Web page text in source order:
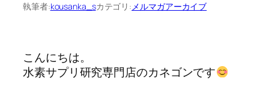
執筆者:kousanka_sカテゴリ:メルマガアーカイブ
こんにちは。
水素サプリ研究専門店のカネゴンです